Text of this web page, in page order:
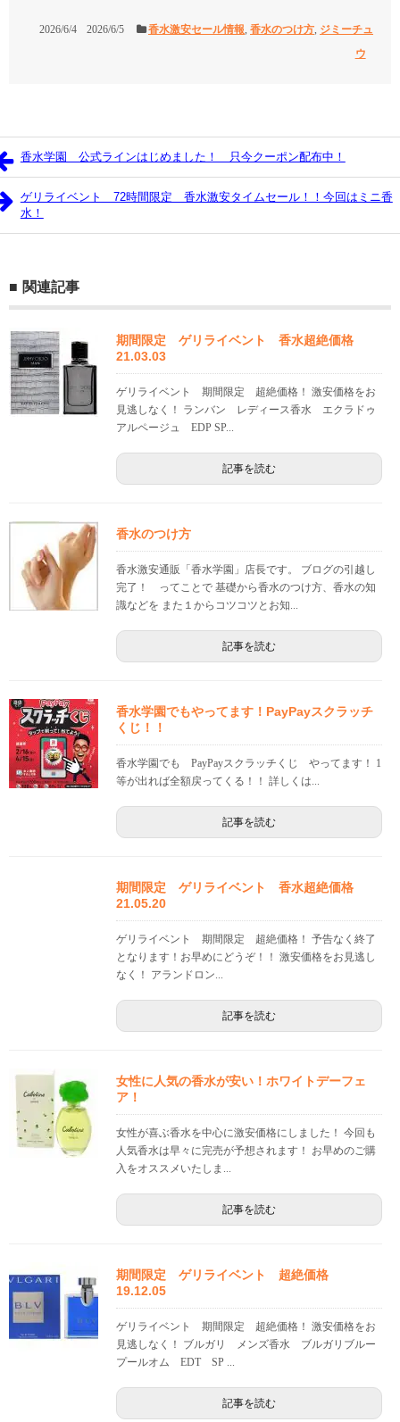
2026/6/4 2026/6/5 香水激安セール情報, 香水のつけ方, ジミーチュ
ウ
香水学園 公式ラインはじめました！ 只今クーポン配布中！
ゲリライベント 72時間限定 香水激安タイムセール！！今回はミニ香
水！
関連記事
期間限定 ゲリライベント 香水超絶価格
21.03.03
ゲリライベント 期間限定 超絶価格！ 激安価格をお
見逃しなく！ ランバン レディース香水 エクラドゥ
アルページュ EDP SP...
記事を読む
香水のつけ方
香水激安通販「香水学園」店長です。 ブログの引越し
完了！ ってことで 基礎から香水のつけ方、香水の知
識などを また１からコツコツとお知...
記事を読む
香水学園でもやってます！PayPayスクラッチ
くじ！！
香水学園でも PayPayスクラッチくじ やってます！ 1
等が出れば全額戻ってくる！！ 詳しくは...
記事を読む
期間限定 ゲリライベント 香水超絶価格
21.05.20
ゲリライベント 期間限定 超絶価格！ 予告なく終了
となります！お早めにどうぞ！！ 激安価格をお見逃し
なく！ アランドロン...
記事を読む
女性に人気の香水が安い！ホワイトデーフェ
ア！
女性が喜ぶ香水を中心に激安価格にしました！ 今回も
人気香水は早々に完売が予想されます！ お早めのご購
入をオススメいたしま...
記事を読む
期間限定 ゲリライベント 超絶価格
19.12.05
ゲリライベント 期間限定 超絶価格！ 激安価格をお
見逃しなく！ ブルガリ メンズ香水 ブルガリブルー
プールオム EDT SP ...
記事を読む